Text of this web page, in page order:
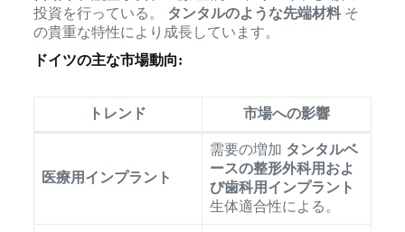
投資を行っている。
タンタルのような先端材料そ
の貴重な特性により成長しています。
ドイツの主な市場動向:
トレンド 市場への影響
医療用インプラント
需要の増加 タンタルベ
ースの整形外科用およ
び歯科用インプラント
生体適合性による。